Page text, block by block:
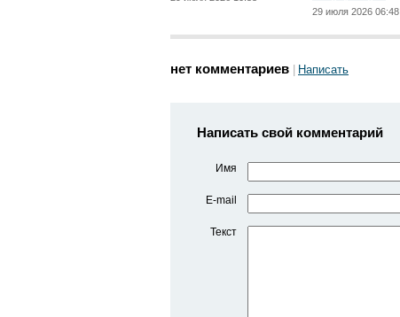
29 июля 2026 06:48
нет комментариев Написать
Написать свой комментарий
Имя
E-mail
Текст